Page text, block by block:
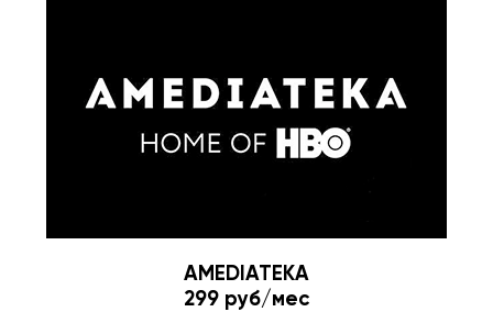
AMEDIATEKA
299 руб/мес